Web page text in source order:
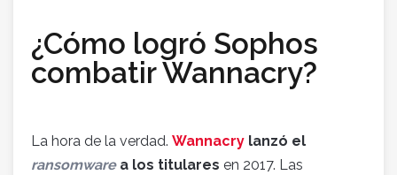
¿Cómo logró Sophos
combatir Wannacry?
La hora de la verdad. Wannacry lanzó el
ransomware a los titulares en 2017. Las